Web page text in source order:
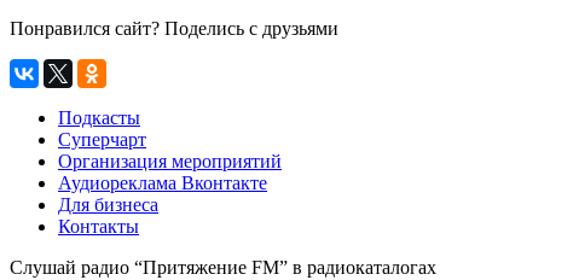
Понравился сайт? Поделись с друзьями
Подкасты
Суперчарт
Организация мероприятий
Аудиореклама Вконтакте
Для бизнеса
Контакты
Слушай радио “Притяжение FM” в радиокаталогах